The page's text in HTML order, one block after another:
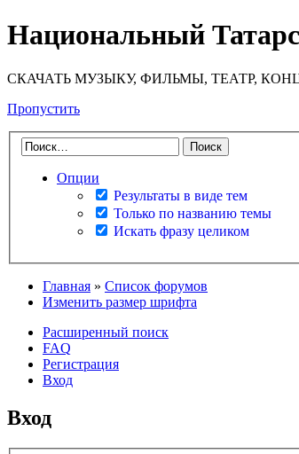
Национальный
СКАЧАТЬ МУЗЫКУ, ФИЛЬМЫ, ТЕАТР,
Пропустить
Опции
Результаты в виде тем
Только по названию темы
Искать фразу целиком
Главная » Список форумов
Изменить размер шрифта
Расширенный поиск
FAQ
Регистрация
Вход
Вход